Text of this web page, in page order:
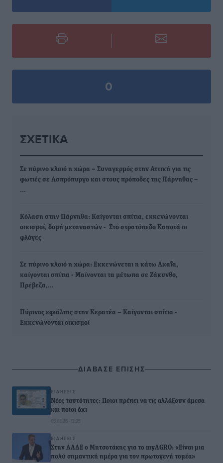
0
ΣΧΕΤΙΚΆ
Σε πύρινο κλοιό η χώρα – Συναγερμός στην Αττική για τις
φωτιές σε Ασπρόπυργο και στους πρόποδες της Πάρνηθας –
…
Κόλαση στην Πάρνηθα: Καίγονται σπίτια, εκκενώνονται
οικισμοί, δομή μεταναστών - Στο στρατόπεδο Καποτά οι
φλόγες
Σε πύρινο κλοιό η χώρα: Εκκενώνεται η κάτω Αχαΐα,
καίγονται σπίτια - Μαίνονται τα μέτωπα σε Ζάκυνθο,
Πρέβεζα,…
Πύρινος εφιάλτης στην Κερατέα – Καίγονται σπίτια -
Εκκενώνονται οικισμοί
ΔΙΑΒΑΣΕ ΕΠΙΣΗΣ
ΕΙΔΉΣΕΙΣ
Νέες ταυτότητες: Ποιοι πρέπει να τις αλλάξουν άμεσα
και ποιοι όχι
06.08.26 · 13:25
ΕΙΔΉΣΕΙΣ
Στην ΑΑΔΕ ο Μητσοτάκης για το myAGRO: «Είναι μια
πολύ σημαντική ημέρα για τον πρωτογενή τομέα»